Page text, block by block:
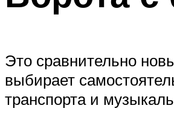
Это сравнительно
выбирает
транспорта и